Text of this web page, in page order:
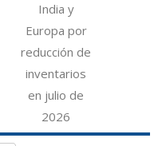
India y
Europa por
reducción de
inventarios
en julio de
2026